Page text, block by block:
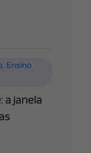
, Ensino
a janela